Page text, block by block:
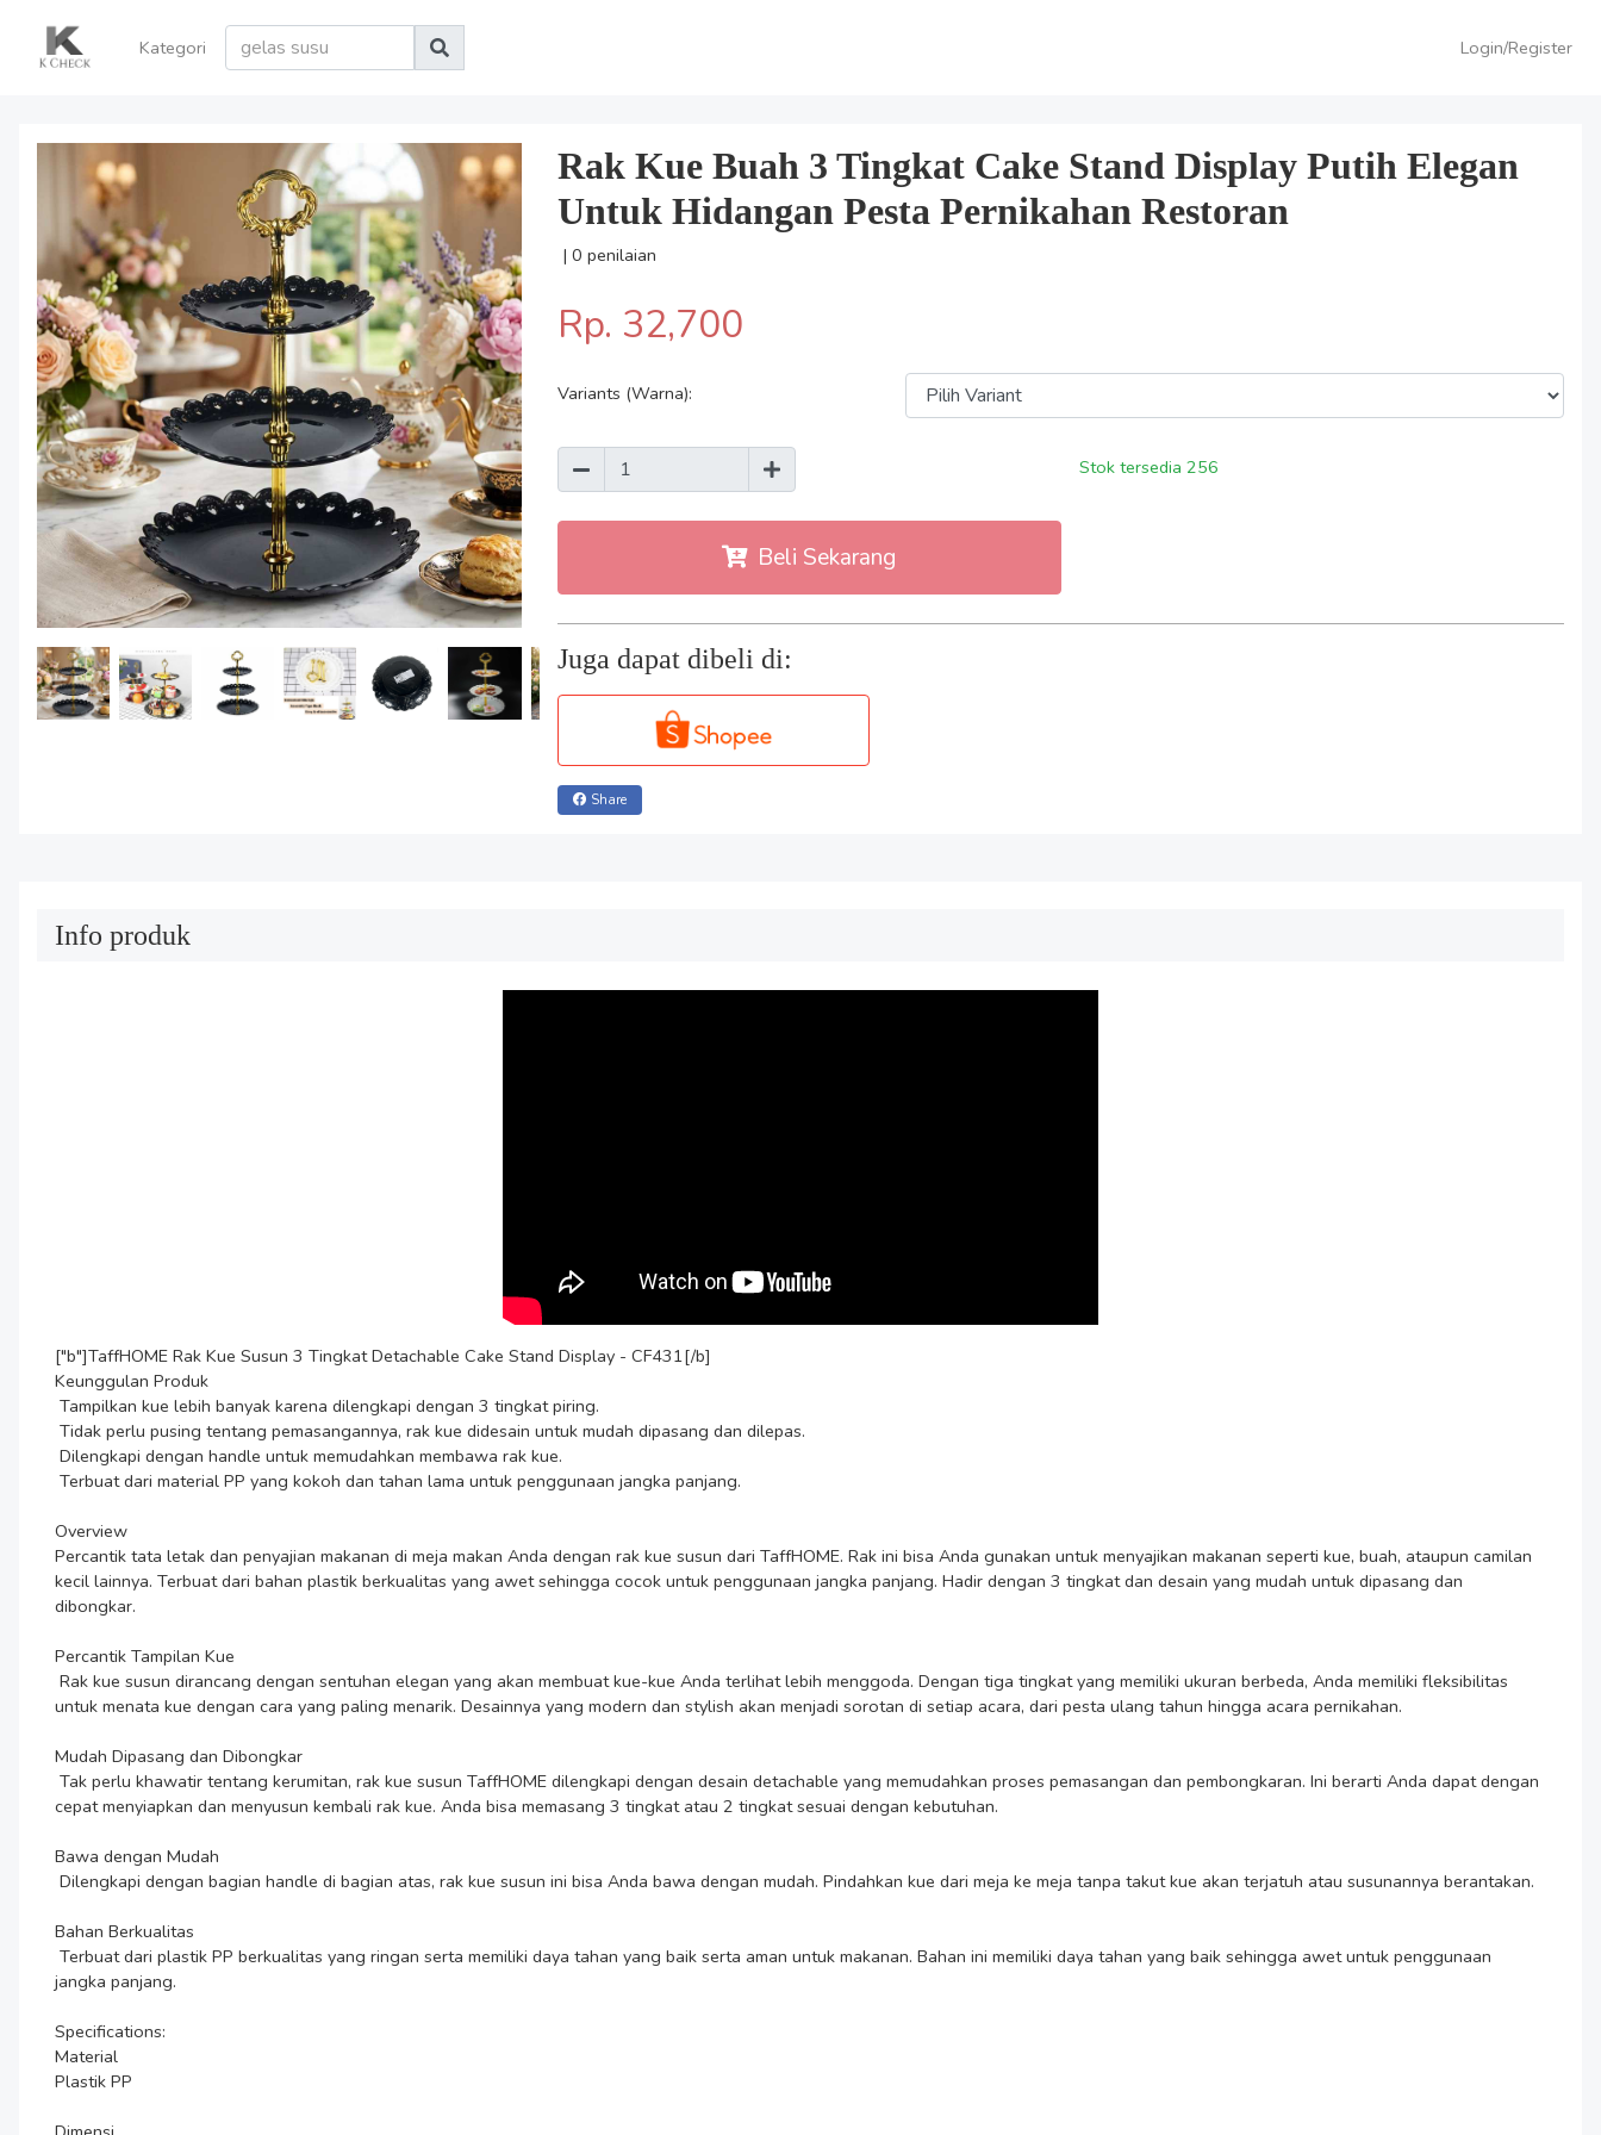
Kategori Login/Register
Rak Kue Buah 3 Tingkat Cake Stand Display Putih Elegan
Untuk Hidangan Pesta Pernikahan Restoran
| 0 penilaian
Rp. 32,700
Variants (Warna):
Stok tersedia 256
Beli Sekarang
Juga dapat dibeli di:
Share
Info produk
["b"]TaffHOME Rak Kue Susun 3 Tingkat Detachable Cake Stand Display - CF431[/b]
Keunggulan Produk
Overview
Percantik tata letak dan penyajian makanan di meja makan Anda dengan rak kue susun dari TaffHOME. Rak ini bisa Anda gunakan untuk menyajikan makanan seperti kue, buah, ataupun camilan
kecil lainnya. Terbuat dari bahan plastik berkualitas yang awet sehingga cocok untuk penggunaan jangka panjang. Hadir dengan 3 tingkat dan desain yang mudah untuk dipasang dan
dibongkar.
Percantik Tampilan Kue
untuk menata kue dengan cara yang paling menarik. Desainnya yang modern dan stylish akan menjadi sorotan di setiap acara, dari pesta ulang tahun hingga acara pernikahan.
Mudah Dipasang dan Dibongkar
cepat menyiapkan dan menyusun kembali rak kue. Anda bisa memasang 3 tingkat atau 2 tingkat sesuai dengan kebutuhan.
Bawa dengan Mudah
Bahan Berkualitas
jangka panjang.
Specifications:
Material
Plastik PP